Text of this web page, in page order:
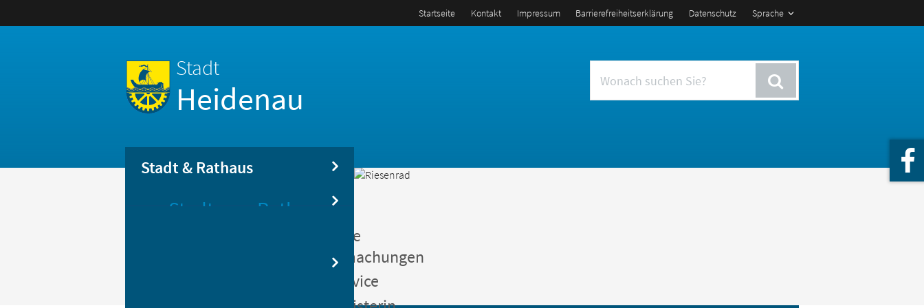
Sprache
Startseite Kontakt Impressum Barrierefreiheitserklärung Datenschutz
Stadt
Heidenau
Stadt & Rathaus
Stadt Rathaus
Öffentliche
Bekanntmachungen
Bürgerservice